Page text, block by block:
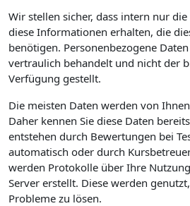
Wir stellen sicher, dass intern nur
diese Informationen erhalten, die
benötigen. Personenbezogene
vertraulich behandelt und nicht der
Verfügung gestellt.
Die meisten Daten werden von
Daher kennen Sie diese Daten
entstehen durch Bewertungen bei
automatisch oder durch
werden Protokolle über Ihre
Server erstellt. Diese werden
Probleme zu lösen.